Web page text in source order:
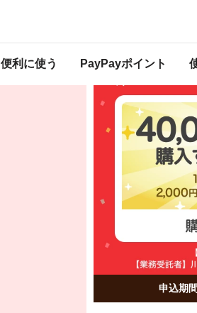
便利に使う PayPayポイント
申込期